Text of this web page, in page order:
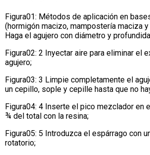
Figura01: Métodos de aplicación en
(hormigón macizo, mampostería maciza y
Haga el agujero con diámetro y
Figura02: 2 Inyectar aire para eliminar el
agujero;
Figura03: 3 Limpie completamente el
un cepillo, sople y cepille hasta que no
Figura04: 4 Inserte el pico mezclador en
¾ del total con la resina;
Figura05: 5 Introduzca el espárrago con
rotatorio;